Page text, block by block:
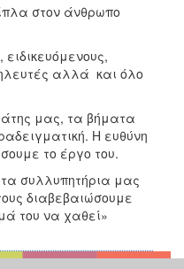
στον άνθρωπο
αλλά και όλο
μας, τα βήματα
Η ευθύνη
το έργο του.
συλλυπητήρια μας
διαβεβαιώσουμε
του να χαθεί»